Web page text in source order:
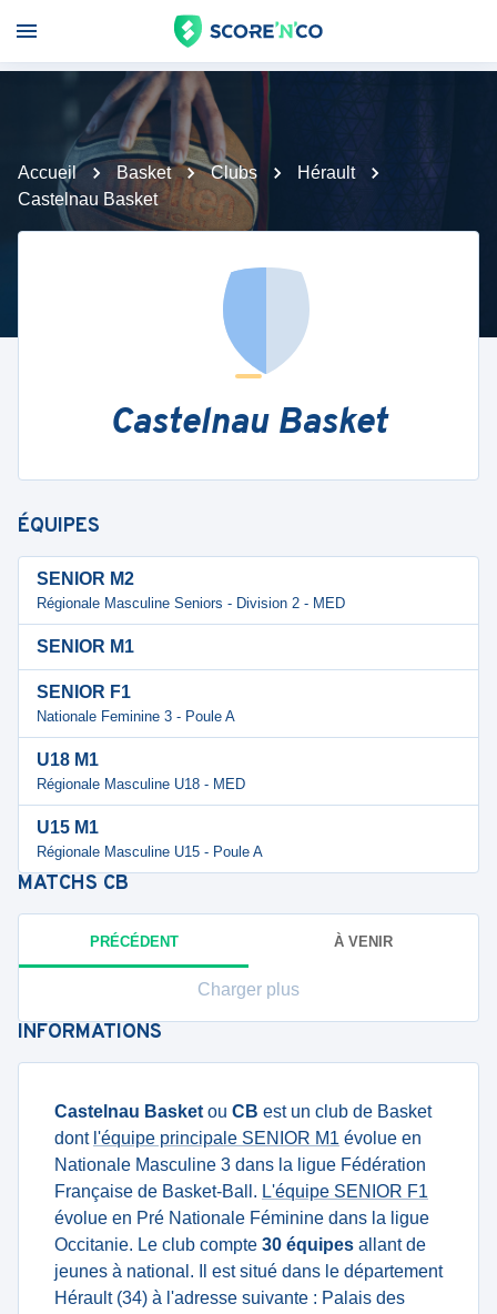
Accueil Basket Clubs
Hérault
Castelnau Basket
Castelnau Basket
ÉQUIPES
SENIOR M2
Régionale Masculine Seniors - Division 2 - MED
SENIOR M1
SENIOR F1
Nationale Feminine 3 - Poule A
U18 M1
Régionale Masculine U18 - MED
U15 M1
Régionale Masculine U15 - Poule A
MATCHS CB
PRÉCÉDENT À VENIR
Charger plus
INFORMATIONS
Castelnau Basket ou CB est un club de Basket
dont l'équipe principale SENIOR M1 évolue en
Nationale Masculine 3 dans la ligue Fédération
Française de Basket-Ball. L'équipe SENIOR F1
évolue en Pré Nationale Féminine dans la ligue
Occitanie. Le club compte 30 équipes allant de
jeunes à national. Il est situé dans le département
Hérault (34) à l'adresse suivante : Palais des